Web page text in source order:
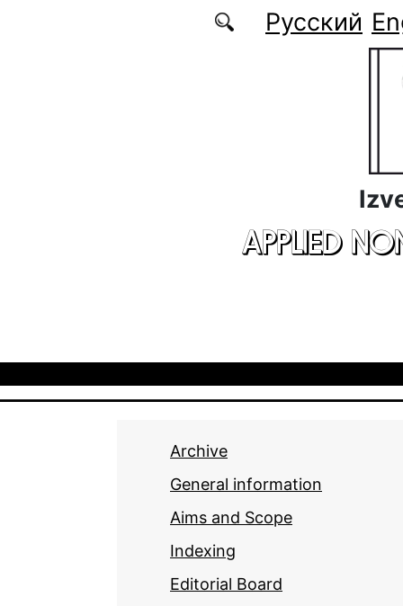
Русский
APPLIED
Archive
General information
Aims and Scope
Indexing
Editorial Board